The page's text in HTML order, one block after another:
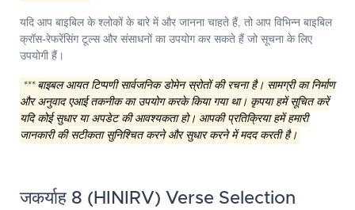
यदि आप बाइबिल के श्लोकों के बारे में और जानना चाहते हैं, तो आप विभिन्न बाइबिल
क्रॉस-रेफरेंसिंग टूल्सऔर संसाधनोंका उपयोग कर सकते हैं जो सूचना के लिए
उपयोगी हैं।
*** बाइबल आयत टिप्पणी सार्वजनिक डोमेन स्रोतों की रचना है। सामग्री का निर्माण
और अनुवाद एआई तकनीक का उपयोग करके किया गया था। कृपया हमें सूचित करें
यदि कोई सुधार या अपडेट की आवश्यकता हो। आपकी प्रतिक्रिया हमें हमारी
जानकारी की सटीकता सुनिश्चित करने और सुधार करने में मदद करती है।
जकर्याह 8 (HINIRV) Verse Selection